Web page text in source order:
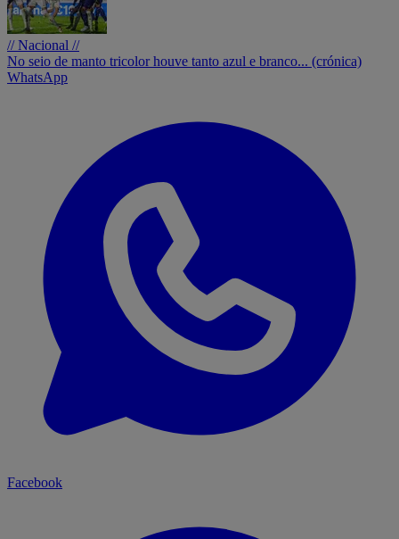
// Nacional //
No seio de manto tricolor houve tanto azul e branco... (crónica)
WhatsApp
Facebook